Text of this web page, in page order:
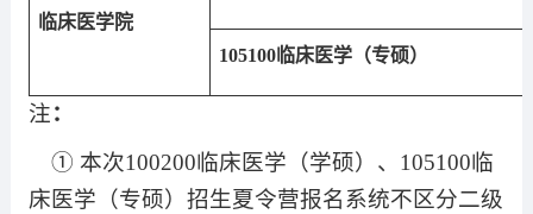
临床医学院
105100 临床医学（专硕）
注：
① 本次100200临床医学（学硕）、 105100临
床医学（专硕）招生夏令营报名系统不区分二级